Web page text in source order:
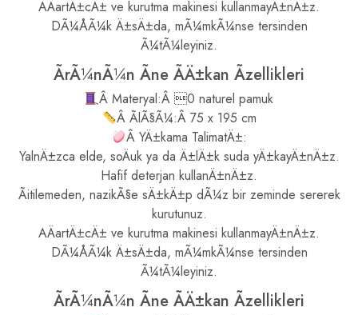
AÄartÄ±cÄ± ve kurutma makinesi kullanmayÄ±nÄ±z.
DÃ¼ÅÃ¼k Ä±sÄ±da, mÃ¼mkÃ¼nse tersinden
Ã¼tÃ¼leyiniz.
ÃrÃ¼nÃ¼n Ãne ÃÄ±kan Ãzellikleri
Â Materyal:Â 0 naturel pamuk
Â ÃlÃ§Ã¼:Â 75 x 195 cm
Â YÄ±kama TalimatÄ±:
YalnÄ±zca elde, soÄuk ya da Ä±lÄ±k suda yÄ±kayÄ±nÄ±z.
Hafif deterjan kullanÄ±nÄ±z.
Ãitilemeden, nazikÃ§e sÄ±kÄ±p dÃ¼z bir zeminde sererek
kurutunuz.
AÄartÄ±cÄ± ve kurutma makinesi kullanmayÄ±nÄ±z.
DÃ¼ÅÃ¼k Ä±sÄ±da, mÃ¼mkÃ¼nse tersinden
Ã¼tÃ¼leyiniz.
ÃrÃ¼nÃ¼n Ãne ÃÄ±kan Ãzellikleri